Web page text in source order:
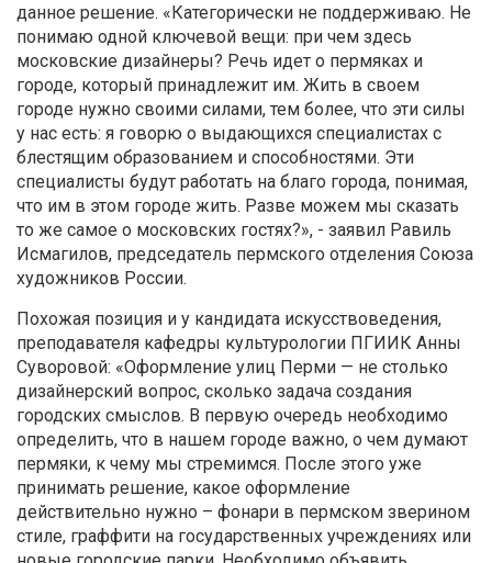
данное решение. «Категорически не поддерживаю. Не
понимаю одной ключевой вещи: при чем здесь
московские дизайнеры? Речь идет о пермяках и
городе, который принадлежит им. Жить в своем
городе нужно своими силами, тем более, что эти силы
у нас есть: я говорю о выдающихся специалистах с
блестящим образованием и способностями. Эти
специалисты будут работать на благо города, понимая,
что им в этом городе жить. Разве можем мы сказать
то же самое о московских гостях?», - заявил Равиль
Исмагилов, председатель пермского отделения Союза
художников России.
Похожая позиция и у кандидата искусствоведения,
преподавателя кафедры культурологии ПГИИК Анны
Суворовой: «Оформление улиц Перми — не столько
дизайнерский вопрос, сколько задача создания
городских смыслов. В первую очередь необходимо
определить, что в нашем городе важно, о чем думают
пермяки, к чему мы стремимся. После этого уже
принимать решение, какое оформление
действительно нужно – фонари в пермском зверином
стиле, граффити на государственных учреждениях или